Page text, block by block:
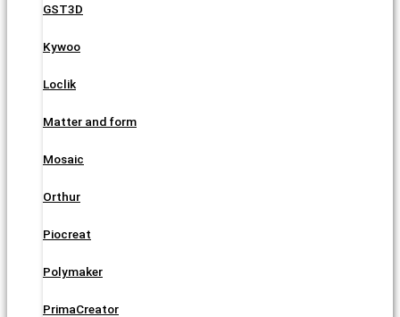
GST3D
Kywoo
Loclik
Matter and form
Mosaic
Orthur
Piocreat
Polymaker
PrimaCreator